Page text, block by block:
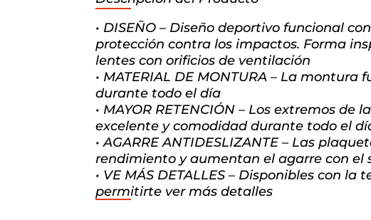
• DISEÑO – Diseño deportivo funcional
protección contra los impactos. Forma
lentes con orificios de ventilación
• MATERIAL DE MONTURA – La
durante todo el día
• MAYOR RETENCIÓN – Los extremos
excelente y comodidad durante todo el
• AGARRE ANTIDESLIZANTE – Las
rendimiento y aumentan el agarre con el
• VE MÁS DETALLES – Disponibles con
permitirte ver más detalles